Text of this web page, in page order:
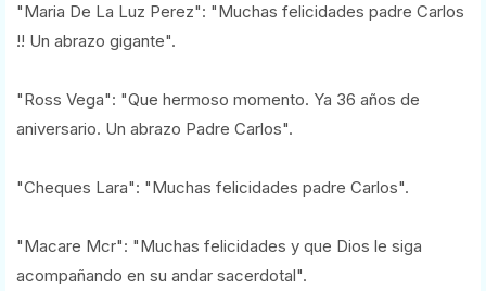
"Maria De La Luz Perez": "Muchas felicidades padre Carlos
!! Un abrazo gigante".
"Ross Vega": "Que hermoso momento. Ya 36 años de
aniversario. Un abrazo Padre Carlos".
"Cheques Lara": "Muchas felicidades padre Carlos".
"Macare Mcr": "Muchas felicidades y que Dios le siga
acompañando en su andar sacerdotal".